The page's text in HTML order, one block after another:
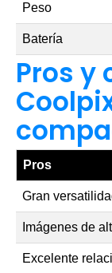
Peso
Batería
Pros y
Pros
Gran
Imágenes de
Excelente